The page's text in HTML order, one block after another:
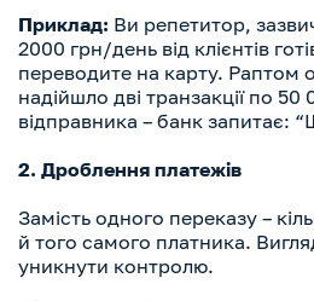
Приклад: Ви репетитор,
2000 грн/день від клієнтів
переводите на карту. Раптом
надійшло дві транзакції по 50
відправника – банк запитає:
2. Дроблення платежів
Замість одного переказу –
й того самого платника.
уникнути контролю.